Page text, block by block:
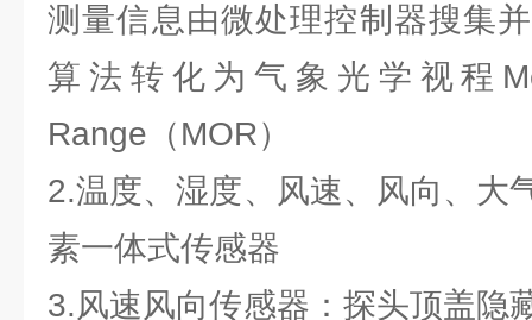
测量信息由微处理控制器搜集
算法转化为气象光学视程
Range（MOR）
2.温度、湿度、风速、风向、大
素一体式传感器
3.风速风向传感器：探头顶盖隐